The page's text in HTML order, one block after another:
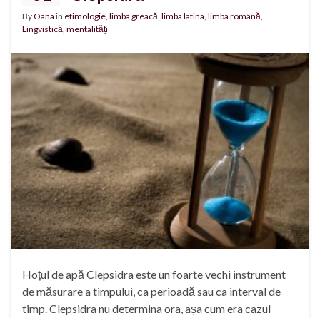
ByOana in etimologie limba greacă limba latina limba română
Lingvistică mentalități
Hoțul de apă Clepsidra este un foarte vechi instrument
de măsurare a timpului, ca perioadă sau ca interval de
timp. Clepsidra nu determina ora, așa cum era cazul